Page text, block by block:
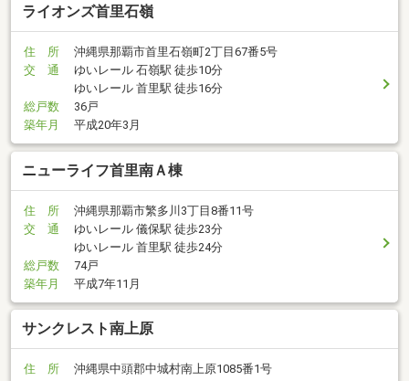
ライオンズ首里石嶺
住 所
沖縄県那覇市首里石嶺町2丁目67番5号
交 通
ゆいレール 石嶺駅 徒歩10分
ゆいレール 首里駅 徒歩16分
総戸数
36戸
築年月
平成20年3月
ニューライフ首里南Ａ棟
住 所
沖縄県那覇市繁多川3丁目8番11号
交 通
ゆいレール 儀保駅 徒歩23分
ゆいレール 首里駅 徒歩24分
総戸数
74戸
築年月
平成7年11月
サンクレスト南上原
住 所
沖縄県中頭郡中城村南上原1085番1号